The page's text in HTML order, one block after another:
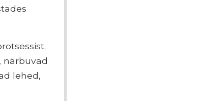
närbuvad
lehed,